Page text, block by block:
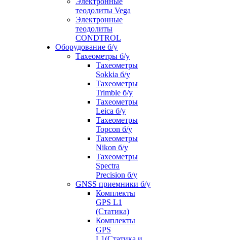
теодолиты Vega
Электронные
теодолиты
CONDTROL
Оборудование б/у
Тахеометры б/у
Тахеометры
Sokkia б/у
Тахеометры
Trimble б/у
Тахеометры
Leica б/у
Тахеометры
Topcon б/у
Тахеометры
Nikon б/у
Тахеометры
Spectra
Precision б/у
GNSS приемники б/у
Комплекты
GPS L1
(Статика)
Комплекты
GPS